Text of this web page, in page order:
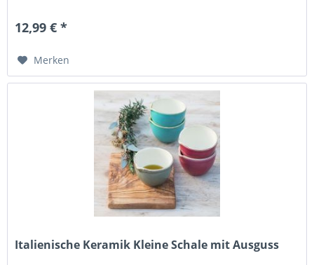
12,99 € *
Merken
Italienische Keramik Kleine Schale mit Ausguss